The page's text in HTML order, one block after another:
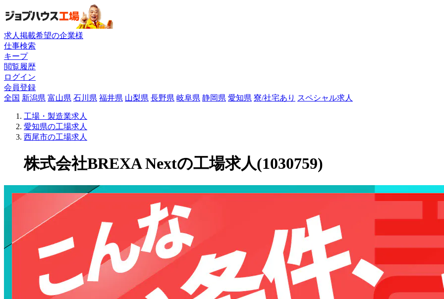
求人掲載希望の企業様
仕事検索
キープ
閲覧履歴
ログイン
会員登録
全国 新潟県 富山県 石川県 福井県 山梨県 長野県 岐阜県 静岡県 愛知県 寮/社宅あり スペシャル求人
工場・製造業求人
愛知県の工場求人
西尾市の工場求人
株式会社BREXA Nextの工場求人(1030759)